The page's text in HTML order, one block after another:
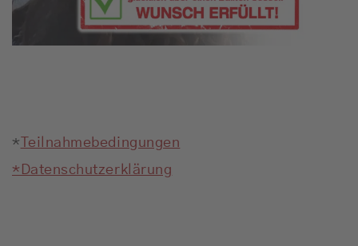
* Teilnahmebedingungen
*Datenschutzerklärung